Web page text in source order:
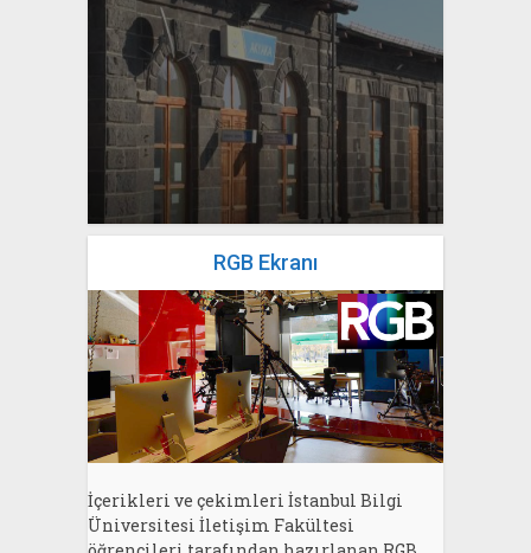
yazan
Bahri Ak
RGB Ekranı
İçerikleri ve çekimleri İstanbul Bilgi
Üniversitesi İletişim Fakültesi